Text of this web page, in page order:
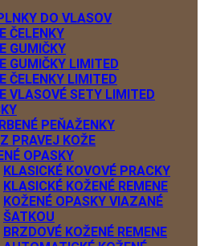
DO VLASOV
ČELENKY
GUMIČKY
GUMIČKY LIMITED
ČELENKY LIMITED
VLASOVÉ SETY LIMITED
PEŇAŽENKY
PRAVEJ KOŽE
OPASKY
KLASICKÉ KOVOVÉ PRACKY
KLASICKÉ KOŽENÉ REMENE
KOŽENÉ OPASKY VIAZANÉ
ŠATKOU
BRZDOVÉ KOŽENÉ REMENE